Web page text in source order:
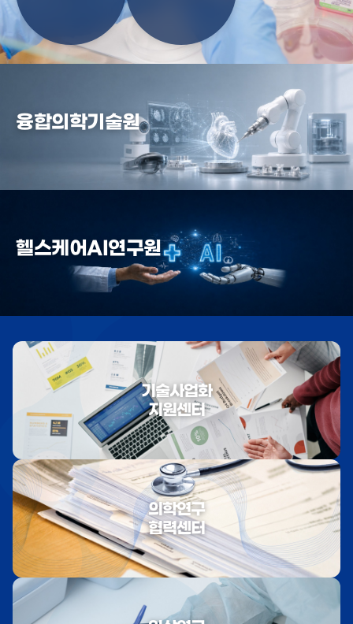
융합의학기술원
헬스케어AI연구원
기술사업화
지원센터
의학연구
협력센터